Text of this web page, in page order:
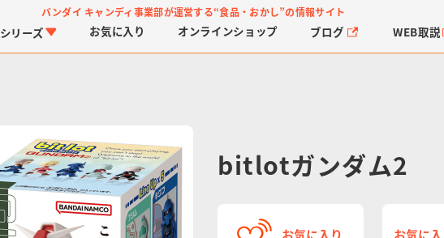
バンダイ キャンディ事業部が運営する“食品・おかし”の情報サイト
PROJECT R.E.D.・ス
プリキュアシリーズ
シリーズ
つりグミ チョコサプ
お気に入り オンラインショップ ブログ WEB取説
bitlotガンダム2
お気に入り お気に